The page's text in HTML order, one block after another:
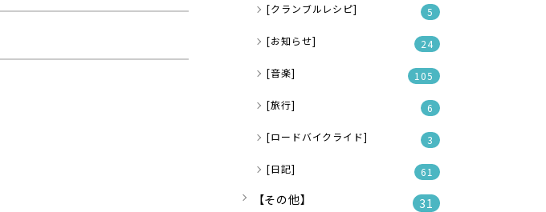
[クランブルレシピ] 5
[お知らせ] 24
[音楽] 105
[旅行] 6
[ロードバイクライド] 3
[日記] 61
【その他】 31